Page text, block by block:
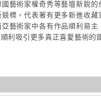
藝術家權奇秀等藝壇新銳
標，代表著有更多新進收
藝術家中各有作品順利易
利吸引更多真正喜愛藝術的